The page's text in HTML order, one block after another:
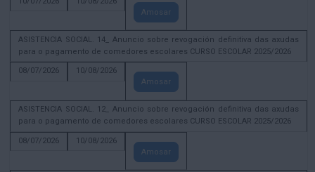
Amosar
ASISTENCIA SOCIAL. 14_ Anuncio sobre revogación definitiva das axudas
para o pagamento de comedores escolares CURSO ESCOLAR 2025/2026
08/07/2026
10/08/2026
Amosar
ASISTENCIA SOCIAL. 12_ Anuncio sobre revogación definitiva das axudas
para o pagamento de comedores escolares CURSO ESCOLAR 2025/2026
08/07/2026
10/08/2026
Amosar